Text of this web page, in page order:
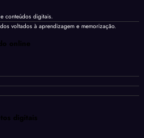
conteúdos digitais.
voltados à aprendizagem e memorização.
online
digitais